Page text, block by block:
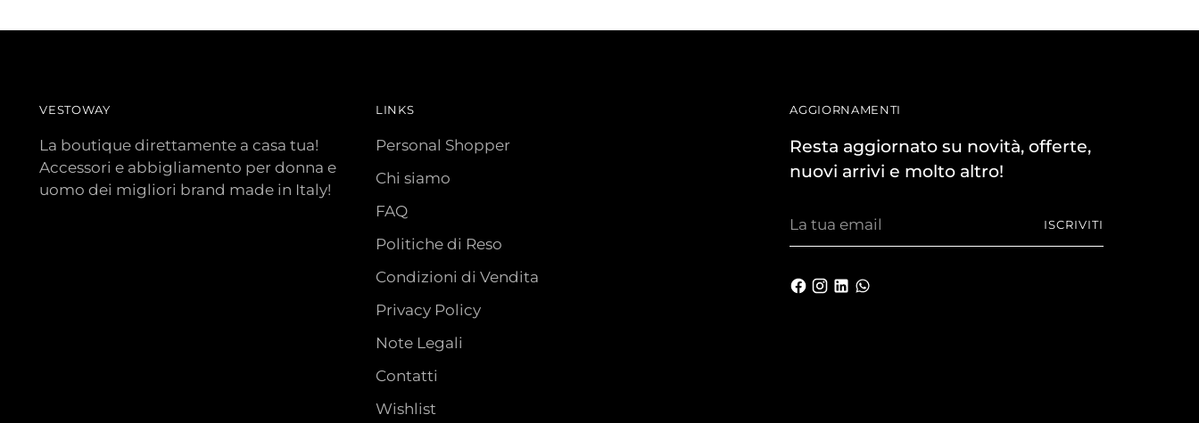
VESTOWAY
La boutique direttamente a casa tua!
Accessori e abbigliamento per donna e
uomo dei migliori brand made in Italy!
LINKS
Personal Shopper
Chi siamo
FAQ
Politiche di Reso
Condizioni di Vendita
Privacy Policy
Note Legali
Contatti
Wishlist
AGGIORNAMENTI
Resta aggiornato su novità, offerte,
nuovi arrivi e molto altro!
tua
ISCRIVITI